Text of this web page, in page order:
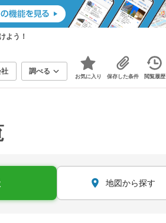
よう！
調べる
お気に入り 保存した条件 閲覧履歴
地図から探す